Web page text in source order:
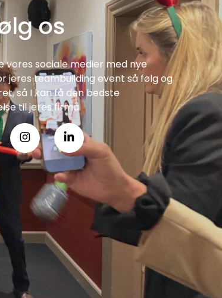
os
vores sociale medier med nye
jeres teambuilding event så følg og
så I kan få den bedste
til jeres firma